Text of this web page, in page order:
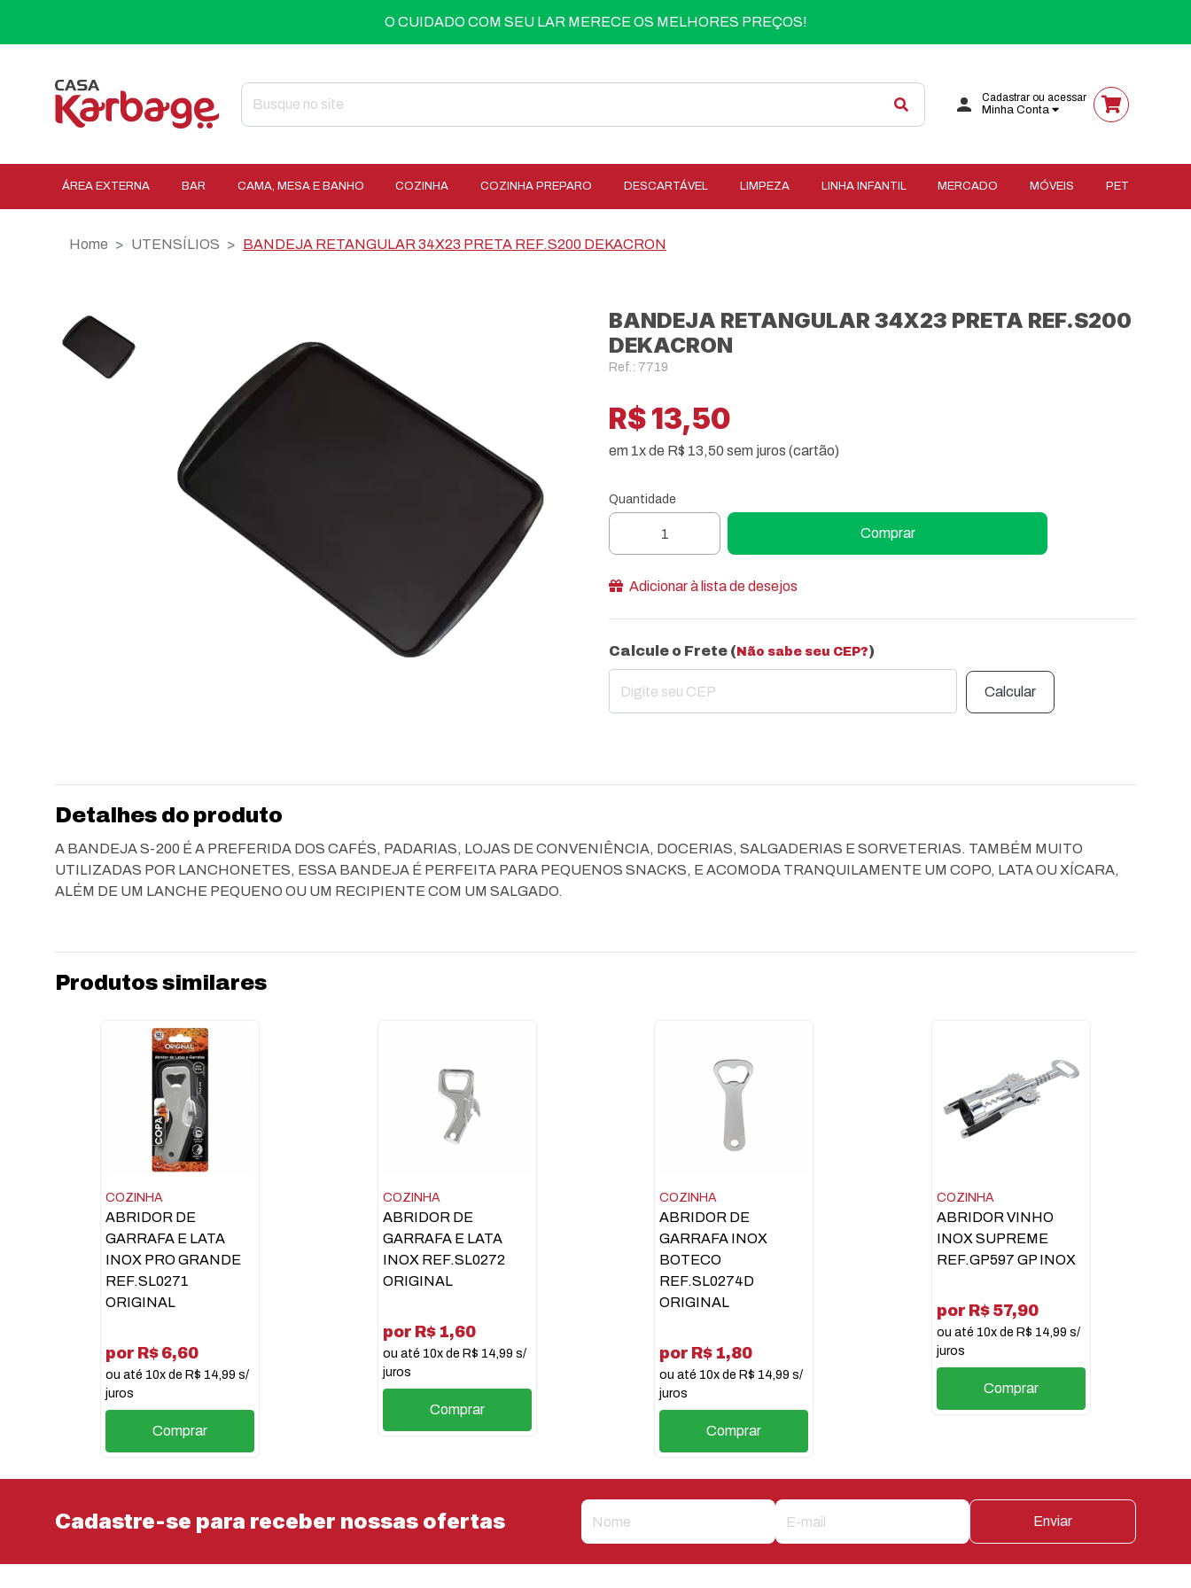
O CUIDADO COM SEU LAR MERECE OS MELHORES PREÇOS!
Cadastrar ou acessar
Minha Conta
ÁREA EXTERNA BAR CAMA, MESA E BANHO COZINHA COZINHA PREPARO DESCARTÁVEL LIMPEZA LINHA INFANTIL MERCADO MÓVEIS PET
Home UTENSÍLIOS BANDEJA RETANGULAR 34X23 PRETA REF.S200 DEKACRON
BANDEJA RETANGULAR 34X23 PRETA REF.S200
DEKACRON
Ref.: 7719
R$ 13,50
em 1x de R$ 13,50 sem juros (cartão)
Quantidade
Comprar
Adicionar à lista de desejos
Calcule o Frete ( Não sabe seu CEP?)
Calcular
Detalhes do produto
A BANDEJA S-200 É A PREFERIDA DOS CAFÉS, PADARIAS, LOJAS DE CONVENIÊNCIA, DOCERIAS, SALGADERIAS E SORVETERIAS. TAMBÉM MUITO
UTILIZADAS POR LANCHONETES, ESSA BANDEJA É PERFEITA PARA PEQUENOS SNACKS, E ACOMODA TRANQUILAMENTE UM COPO, LATA OU XÍCARA,
ALÉM DE UM LANCHE PEQUENO OU UM RECIPIENTE COM UM SALGADO.
Produtos similares
COZINHA
ABRIDOR DE
GARRAFA E LATA
INOX PRO GRANDE
REF.SL0271
ORIGINAL
por R$ 6,60
ou até 10x de R$ 14,99 s/
juros
Comprar
COZINHA
ABRIDOR DE
GARRAFA E LATA
INOX REF.SL0272
ORIGINAL
por R$ 1,60
ou até 10x de R$ 14,99 s/
juros
Comprar
COZINHA
ABRIDOR DE
GARRAFA INOX
BOTECO
REF.SL0274D
ORIGINAL
por R$ 1,80
ou até 10x de R$ 14,99 s/
juros
Comprar
COZINHA
ABRIDOR VINHO
INOX SUPREME
REF.GP597 GP INOX
por R$ 57,90
ou até 10x de R$ 14,99 s/
juros
Comprar
Cadastre-se para receber nossas ofertas Enviar